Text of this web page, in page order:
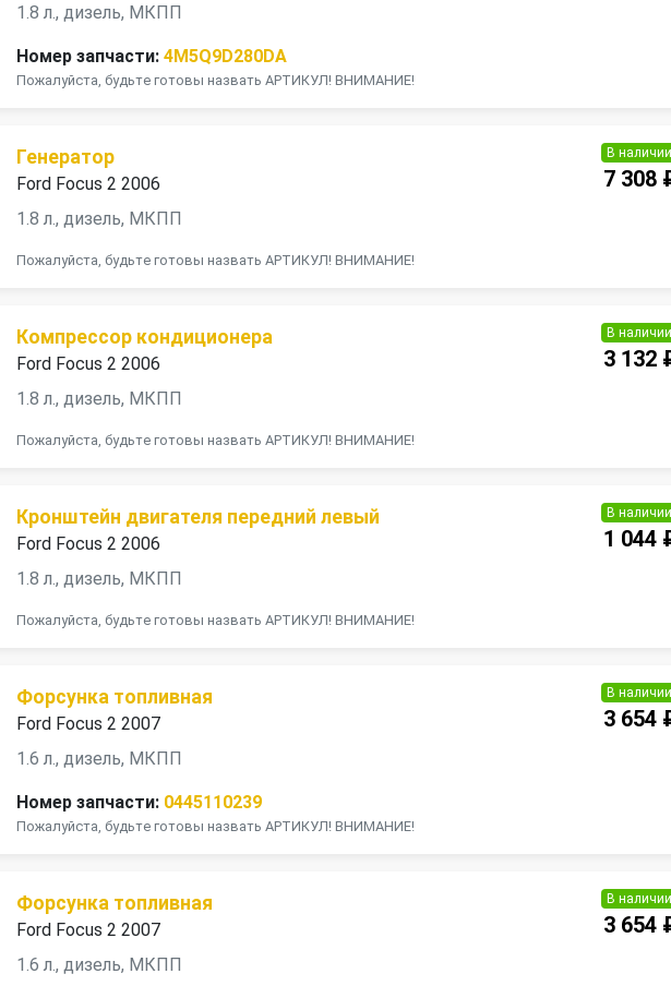
1.8 л., дизель, МКПП
Номер запчасти: 4M5Q9D280DA
Пожалуйста, будьте готовы назвать АРТИКУЛ! ВНИМАНИЕ!
Генератор
Ford Focus 2 2006
1.8 л., дизель, МКПП
Пожалуйста, будьте готовы назвать АРТИКУЛ! ВНИМАНИЕ!
В наличии
7 308
Компрессор кондиционера
Ford Focus 2 2006
1.8 л., дизель, МКПП
Пожалуйста, будьте готовы назвать АРТИКУЛ! ВНИМАНИЕ!
В наличии
3 132
Кронштейн двигателя передний левый
Ford Focus 2 2006
1.8 л., дизель, МКПП
Пожалуйста, будьте готовы назвать АРТИКУЛ! ВНИМАНИЕ!
В наличии
1 044
Форсунка топливная
Ford Focus 2 2007
1.6 л., дизель, МКПП
Номер запчасти: 0445110239
Пожалуйста, будьте готовы назвать АРТИКУЛ! ВНИМАНИЕ!
В наличии
3 654
Форсунка топливная
Ford Focus 2 2007
1.6 л., дизель, МКПП
В наличии
3 654